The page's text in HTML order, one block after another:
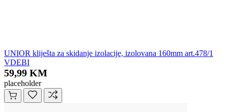
UNIOR kliješta za skidanje izolacije, izolovana 160mm art.478/1
VDEBI
59,99 KM
placeholder